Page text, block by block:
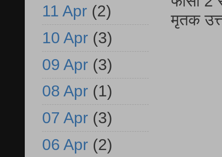
मृतक
11 Apr (2)
10 Apr (3)
09 Apr (3)
08 Apr (1)
07 Apr (3)
06 Apr (2)